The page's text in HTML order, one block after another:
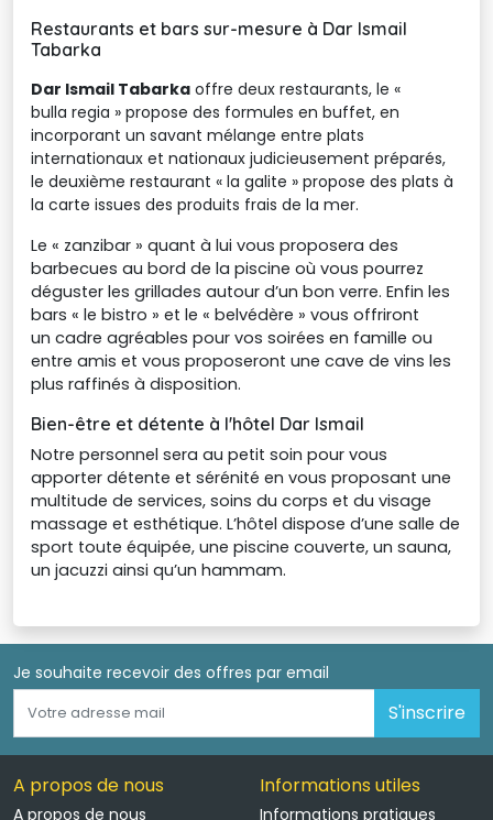
Restaurants et bars sur-mesure à Dar Ismail
Tabarka
Dar Ismail Tabarka offre deux restaurants, le «
bulla regia » propose des formules en buffet, en
incorporant un savant mélange entre plats
internationaux et nationaux judicieusement préparés,
le deuxième restaurant « la galite » propose des plats à
la carte issues des produits frais de la mer.
Le « zanzibar » quant à lui vous proposera des
barbecues au bord de la piscine où vous pourrez
déguster les grillades autour d’un bon verre. Enfin les
bars « le bistro » et le « belvédère » vous offriront
un cadre agréables pour vos soirées en famille ou
entre amis et vous proposeront une cave de vins les
plus raffinés à disposition.
Bien-être et détente à l'hôtel Dar Ismail
Notre personnel sera au petit soin pour vous
apporter détente et sérénité en vous proposant une
multitude de services, soins du corps et du visage
massage et esthétique. L’hôtel dispose d’une salle de
sport toute équipée, une piscine couverte, un sauna,
un jacuzzi ainsi qu’un hammam.
Je souhaite recevoir des offres par email
S'inscrire
A propos de nous
A propos de nous
Informations utiles
Informations pratiques